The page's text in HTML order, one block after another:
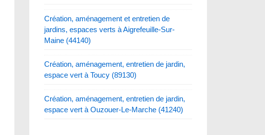
Création, aménagement et entretien de
jardins, espaces verts à Aigrefeuille-Sur-
Maine (44140)
Création, aménagement, entretien de jardin,
espace vert à Toucy (89130)
Création, aménagement, entretien de jardin,
espace vert à Ouzouer-Le-Marche (41240)